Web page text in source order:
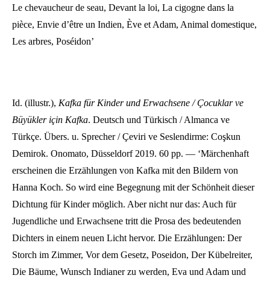
Le chevaucheur de seau, Devant la loi, La cigogne dans la
pièce, Envie d’être un Indien, Ève et Adam, Animal domestique,
Les arbres, Poséidon’
Id. (illustr.), Kafka für Kinder und Erwachsene / Çocuklar ve
Büyükler için Kafka. Deutsch und Türkisch / Almanca ve
Türkçe. Übers. u. Sprecher / Çeviri ve Seslendirme: Coşkun
Demirok. Onomato, Düsseldorf 2019. 60 pp. — ‘Märchenhaft
erscheinen die Erzählungen von Kafka mit den Bildern von
Hanna Koch. So wird eine Begegnung mit der Schönheit dieser
Dichtung für Kinder möglich. Aber nicht nur das: Auch für
Jugendliche und Erwachsene tritt die Prosa des bedeutenden
Dichters in einem neuen Licht hervor. Die Erzählungen: Der
Storch im Zimmer, Vor dem Gesetz, Poseidon, Der Kübelreiter,
Die Bäume, Wunsch Indianer zu werden, Eva und Adam und